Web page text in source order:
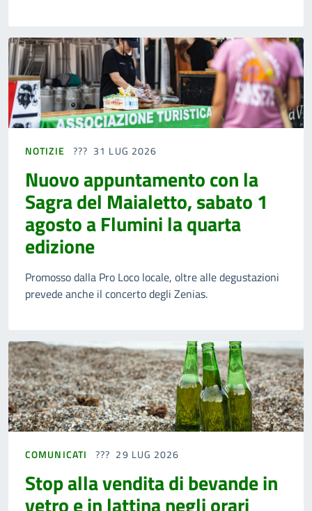
NOTIZIE 31 LUG 2026
Nuovo appuntamento con la
Sagra del Maialetto, sabato 1
agosto a Flumini la quarta
edizione
Promosso dalla Pro Loco locale, oltre alle degustazioni
prevede anche il concerto degli Zenias.
COMUNICATI 29 LUG 2026
Stop alla vendita di bevande in